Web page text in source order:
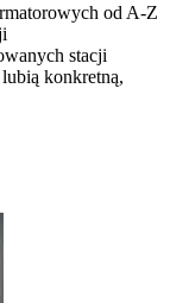
od A-Z
stacji
konkretną,